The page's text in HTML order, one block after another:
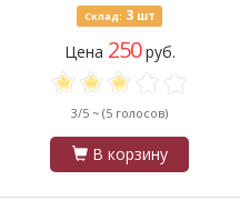
Склад: 3шт
Цена 250руб.
3/5 ~ (5 голосов)
В корзину